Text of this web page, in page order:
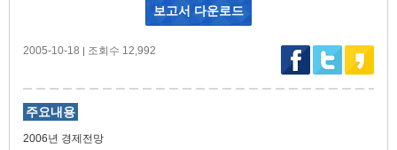
보고서 다운로드
주요내용
2006년 경제전망
2005-10-18 | 조회수 12,992